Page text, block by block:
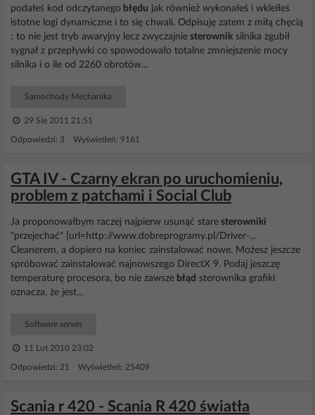
podałeś kod odczytanego błędu jak również wykonałeś i wkleiłeś
istotne logi dynamiczne i to się chwali. Odpisuję zatem z miłą chęcią
: to nie jest tryb awaryjny lecz zwyczajnie sterownik silnika zgubił
sygnał z przepływki co spowodowało totalne zmniejszenie mocy
silnika i o ile od 2260 obrotów...
Samochody Mechanika
29 Sie 2011 21:51
Odpowiedzi: 3 Wyświetleń: 9161
GTA IV - Czarny ekran po uruchomieniu,
problem z patchami i Social Club
Ja proponowałbym raczej najpierw usunąć stare sterowniki
"przejechać" [url=http://www.dobreprogramy.pl/Driver-...
Cleanerem, a dopiero na koniec zainstalować nowe. Możesz jeszcze
spróbować zainstalować najnowszego DirectX 9. Podaj jeszczę
temperaturę procesora, bo nie zawsze błąd sterownika grafiki
oznacza, że jest...
Software serwis
11 Lut 2010 23:02
Odpowiedzi: 21 Wyświetleń: 25409
Scania r 420 - Scania R 420 światła